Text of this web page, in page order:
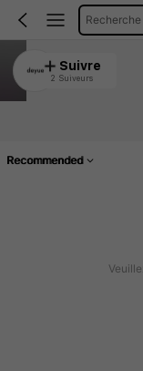
deyue
5.00
Suivre
2 Suiveurs
Recommended